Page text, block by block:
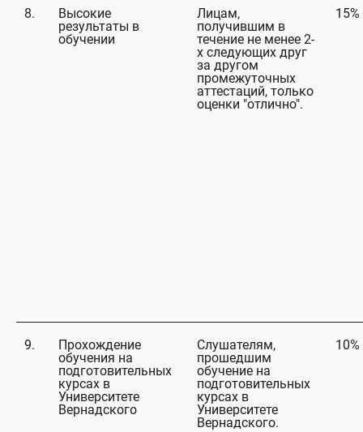
8.
Высокие
результаты в
обучении
Лицам,
получившим в
течение не менее 2-
х следующих друг
за другом
промежуточных
аттестаций, только
оценки "отлично".
15%
9.
Прохождение
обучения на
подготовительных
курсах в
Университете
Вернадского
Слушателям,
прошедшим
обучение на
подготовительных
курсах в
Университете
Вернадского.
10%